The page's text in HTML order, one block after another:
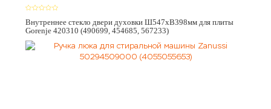
Внутреннее стекло двери духовки Ш547хВ398мм для плиты
Gorenje 420310 (490699, 454685, 567233)